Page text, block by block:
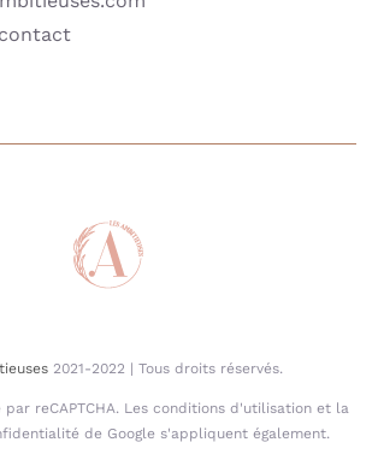
2021-2022 | Tous droits réservés.
par reCAPTCHA. Les conditions d'utilisation et la
de Google s'appliquent également.